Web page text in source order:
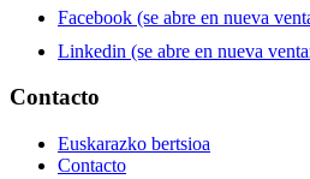
Facebook (se abre en nueva
Linkedin (se abre en nueva
Contacto
Euskarazko bertsioa
Contacto